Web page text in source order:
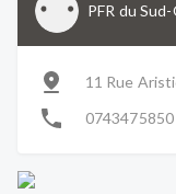
PFR du
11 Rue
0743475850